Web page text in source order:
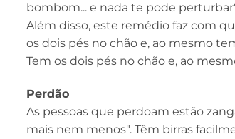
bombom... e nada te pode
Além disso, este remédio faz com
os dois pés no chão e, ao mesmo
Tem os dois pés no chão e, ao
Perdão
As pessoas que perdoam estão
mais nem menos". Têm birras